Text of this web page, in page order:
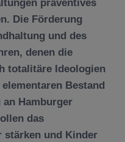
präventives
Die Förderung
und des
denen die
totalitäre Ideologien
Bestand
Hamburger
das
stärken und Kinder